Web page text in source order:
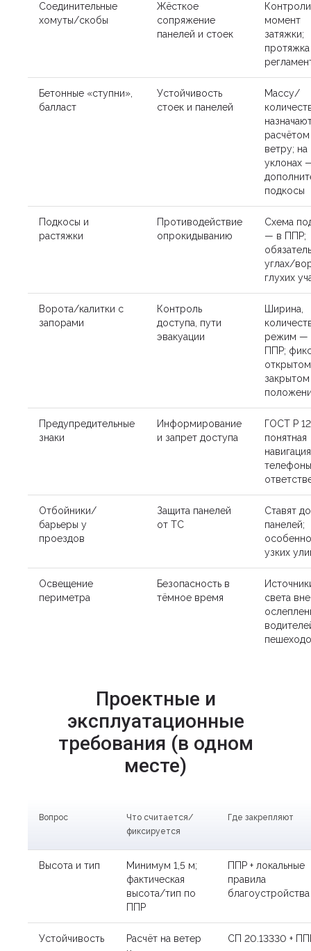
Соединительные
хомуты/скобы
Жёсткое
сопряжение
панелей и стоек
момент
затяжки;
Бетонные «ступни»,
балласт
Устойчивость
стоек и панелей
Массу/
ветру; на
уклонах
подкосы
Подкосы и
растяжки
Противодействие
опрокидыванию
Схема
— в ППР;
углах/
глухих
Ворота/калитки с
запорами
Контроль
доступа, пути
эвакуации
Ширина,
режим —
ППР;
закрытом
Предупредительные
знаки
Информирование
и запрет доступа
ГОСТ Р
понятная
телефоны
Отбойники/
барьеры у
проездов
Защита панелей
от ТС
Ставят до
панелей;
узких
Освещение
периметра
Безопасность в
тёмное время
света
Проектные и
эксплуатационные
требования (в одном
месте)
Вопрос
Что считается/
фиксируется
Где закрепляют
Высота и тип
Минимум 1,5 м;
фактическая
высота/тип по
ППР
ППР + локальные
правила
благоустройства
Устойчивость
Расчёт на ветер
СП 20.13330 +